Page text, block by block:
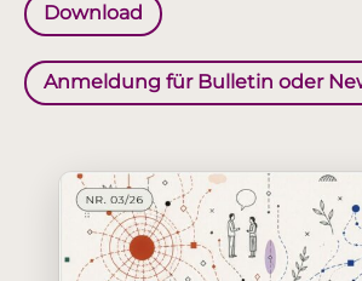
Download
Anmeldung für Bulletin oder